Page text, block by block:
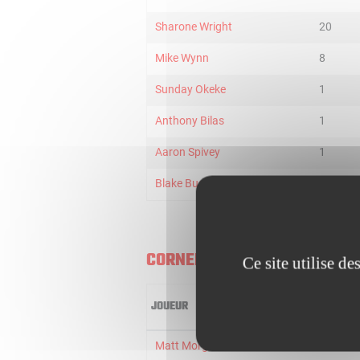
Sharone Wright 20
Mike Wynn 8
Sunday Okeke 1
Anthony Bilas 1
Aaron Spivey 1
Blake Buchanan
CORNELL BIG RED
JOUEUR
Matt Morgan
Ce site utilise